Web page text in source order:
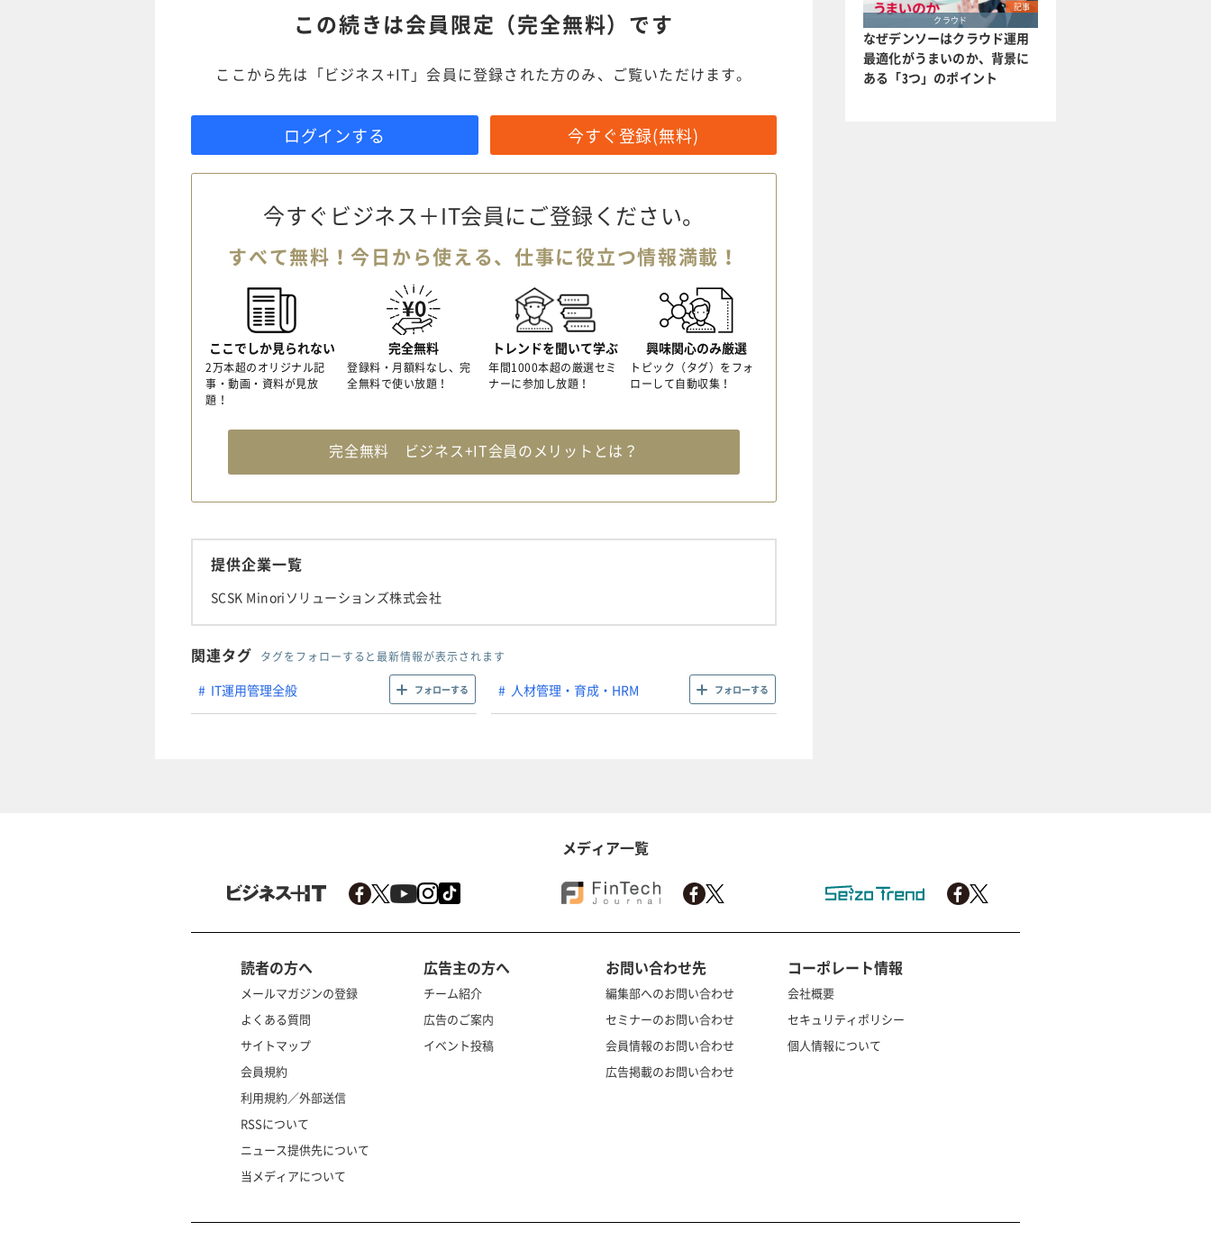
この続きは会員限定（完全無料）です
ここから先は「ビジネス+IT」会員に登録された方のみ、ご覧いただけます。
ログインする 今すぐ登録(無料)
今すぐビジネス＋IT会員にご登録ください。
すべて無料！今日から使える、仕事に役立つ情報満載！
ここでしか見られない
2万本超のオリジナル記
事・動画・資料が見放
題！
完全無料
登録料・月額料なし、完
全無料で使い放題！
トレンドを聞いて学ぶ
年間1000本超の厳選セミ
ナーに参加し放題！
興味関心のみ厳選
トピック（タグ）をフォ
ローして自動収集！
完全無料 ビジネス+IT会員のメリットとは？
提供企業一覧
SCSK Minoriソリューションズ株式会社
関連タグ タグをフォローすると最新情報が表示されます
IT運用管理全般 フォローする 人材管理・育成・HRM フォローする
記事
クラウド
なぜデンソーはクラウド運用
最適化がうまいのか、背景に
ある「3つ」のポイント
メディア一覧
読者の方へ
メールマガジンの登録
よくある質問
サイトマップ
会員規約
利用規約／外部送信
RSSについて
ニュース提供先について
当メディアについて
広告主の方へ
チーム紹介
広告のご案内
イベント投稿
お問い合わせ先
編集部へのお問い合わせ
セミナーのお問い合わせ
会員情報のお問い合わせ
広告掲載のお問い合わせ
コーポレート情報
会社概要
セキュリティポリシー
個人情報について